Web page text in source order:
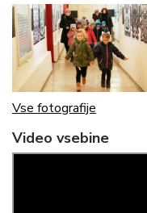
Vse fotografije
Video vsebine